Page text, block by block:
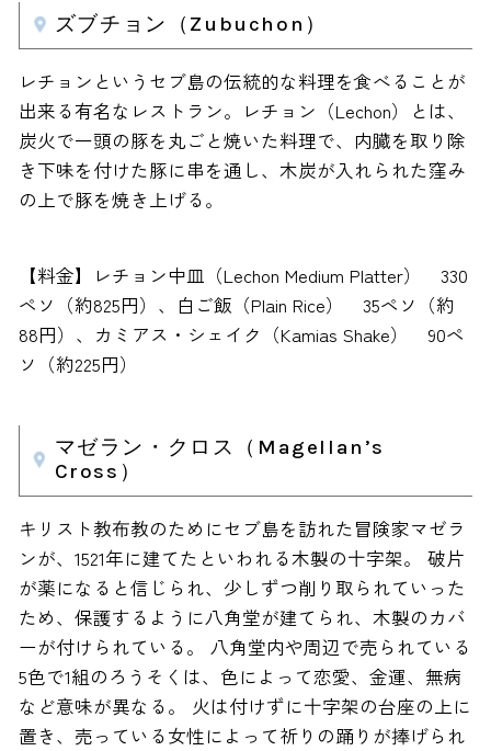
ズブチョン（Zubuchon）
レチョンというセブ島の伝統的な料理を食べることが
出来る有名なレストラン。レチョン（Lechon）とは、
炭火で一頭の豚を丸ごと焼いた料理で、内臓を取り除
き下味を付けた豚に串を通し、木炭が入れられた窪み
の上で豚を焼き上げる。
【料金】レチョン中皿（Lechon Medium Platter） 330
ペソ（約825円）、白ご飯（Plain Rice） 35ペソ（約
88円）、カミアス・シェイク（Kamias Shake） 90ペ
ソ（約225円）
マゼラン・クロス（Magellan’s
Cross）
キリスト教布教のためにセブ島を訪れた冒険家マゼラ
ンが、1521年に建てたといわれる木製の十字架。 破片
が薬になると信じられ、少しずつ削り取られていった
ため、保護するように八角堂が建てられ、木製のカバ
ーが付けられている。 八角堂内や周辺で売られている
5色で1組のろうそくは、色によって恋愛、金運、無病
など意味が異なる。 火は付けずに十字架の台座の上に
置き、売っている女性によって祈りの踊りが捧げられ